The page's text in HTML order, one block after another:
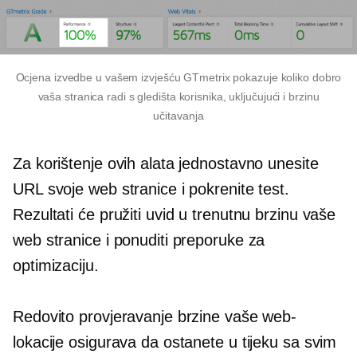
Ocjena izvedbe u vašem izvješću GTmetrix pokazuje koliko dobro
vaša stranica radi s gledišta korisnika, uključujući i brzinu
učitavanja
Za korištenje ovih alata jednostavno unesite
URL svoje web stranice i pokrenite test.
Rezultati će pružiti uvid u trenutnu brzinu vaše
web stranice i ponuditi preporuke za
optimizaciju.
Redovito provjeravanje brzine vaše web-
lokacije osigurava da ostanete u tijeku sa svim